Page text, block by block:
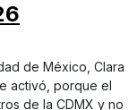
de México, Clara
activó, porque el
de la CDMX y no